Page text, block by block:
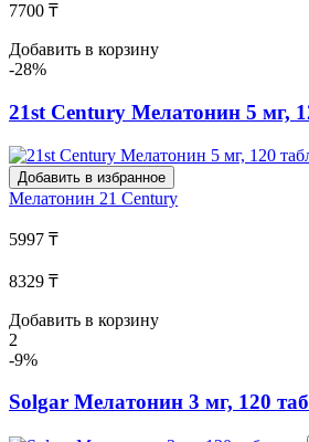
7700 ₸
Добавить в корзину
-28%
21st Century Мелатонин 5 мг,
Добавить в избранное
Мелатонин 21 Century
5997 ₸
8329 ₸
Добавить в корзину
2
-9%
Solgar Мелатонин 3 мг, 120